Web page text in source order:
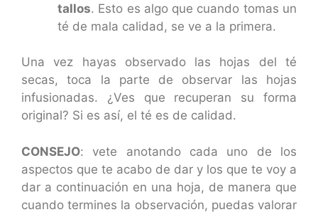
tallos. Esto es algo que cuando tomas un
té de mala calidad, se ve a la primera.
Una vez hayas observado las hojas del té
secas, toca la parte de observar las hojas
infusionadas. ¿Ves que recuperan su forma
original? Si es así, el té es de calidad.
CONSEJO: vete anotando cada uno de los
aspectos que te acabo de dar y los que te voy a
dar a continuación en una hoja, de manera que
cuando termines la observación, puedas valorar